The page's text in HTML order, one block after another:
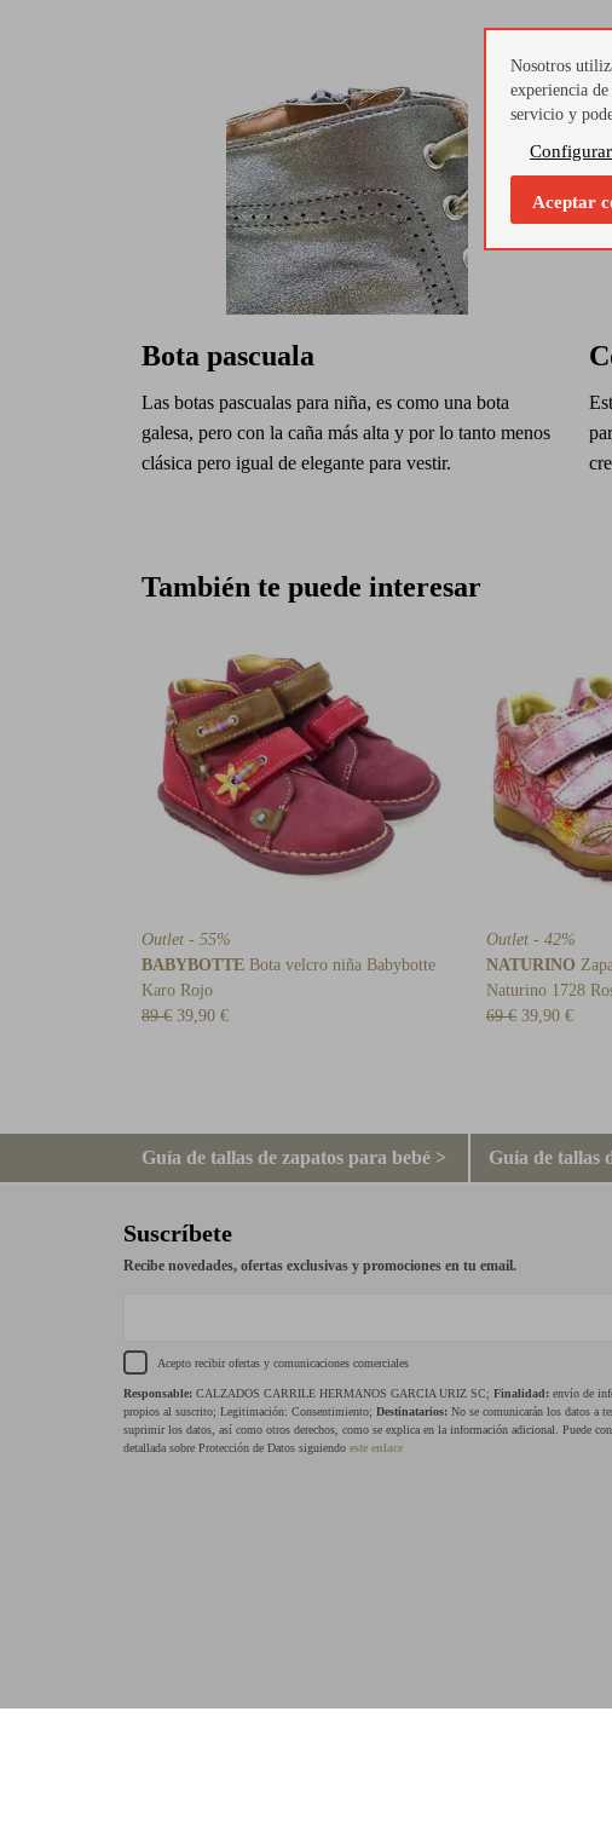
Bota pascuala
Las botas pascualas para niña, es como una bota
galesa, pero con la caña más alta y por lo tanto menos
clásica pero igual de elegante para vestir.
También te puede interesar
Outlet - 55%
BABYBOTTE Bota velcro niña Babybotte
Karo Rojo
89 € 39,90 €
Outlet - 42%
NATURINO
Naturino 1728
69 € 39,90 €
Guía de tallas de zapatos para bebé > Guía de tallas
Suscríbete
Recibe novedades, ofertas exclusivas y promociones en tu email.
Acepto recibir ofertas y comunicaciones comerciales
Responsable: CALZADOS CARRILE HERMANOS GARCIA URIZ SC; Finalidad: envío de
propios al suscrito; Legitimación: Consentimiento; Destinatarios: No se comunicarán los datos a
suprimir los datos, así como otros derechos, como se explica en la información adicional. Puede
detallada sobre Protección de Datos siguiendo este enlace
Nosotros
experiencia
servicio y
Aceptar